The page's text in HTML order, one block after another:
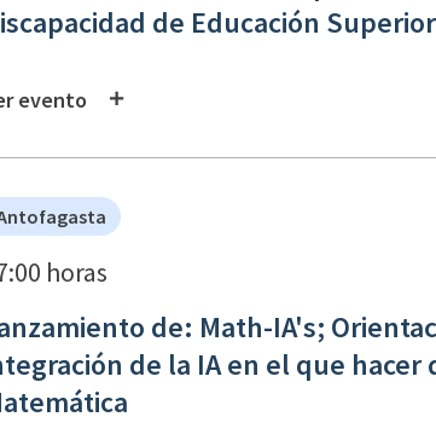
de Educación
evento
horas
de: Math-IA's;
de la IA en el que hacer